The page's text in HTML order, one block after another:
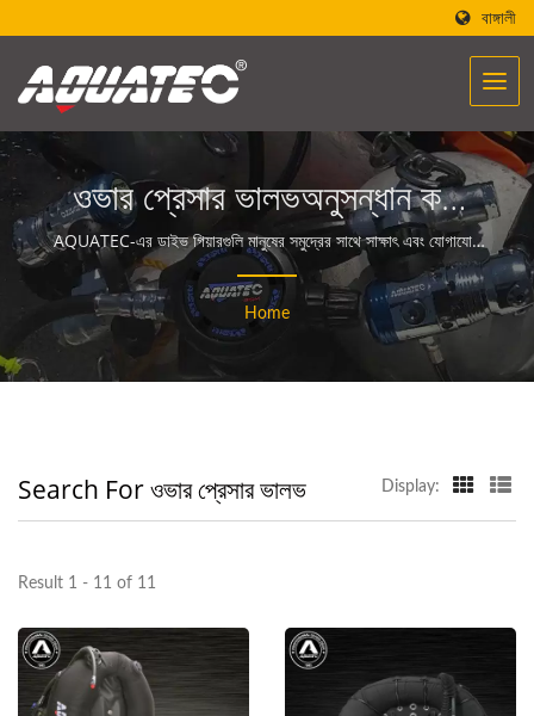
বাঙ্গালী
ওভার প্রেসার ভালভঅনুসন্ধান করা
হয়েছে | 40 বছরেরও বেশি সময়ের
স্কুবা গিয়ার ও সরঞ্জাম প্রস্তুতকারক |
SCUBA AQUATEC
AQUATEC-এর ডাইভ গিয়ারগুলি মানুষের সমুদ্রের সাথে সাক্ষাৎ এবং যোগাযোগ
করার ক্ষমতা তৈরি করে।
Home
Search For ওভার প্রেসার ভালভ Display:
Result 1 - 11 of 11